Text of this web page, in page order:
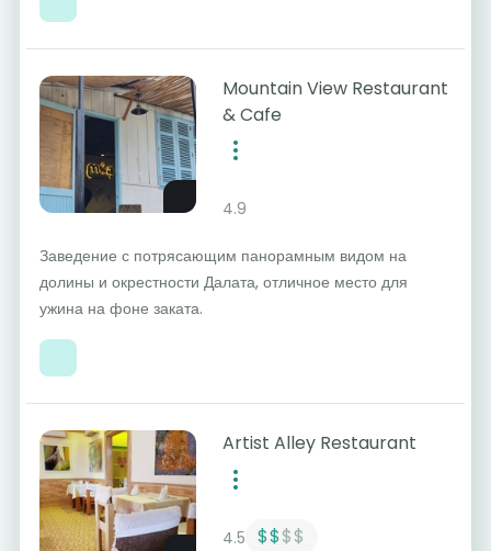
Mountain View Restaurant
& Cafe
4.9
Заведение с потрясающим панорамным видом на
долины и окрестности Далата, отличное место для
ужина на фоне заката.
Artist Alley Restaurant
4.5 $$$$